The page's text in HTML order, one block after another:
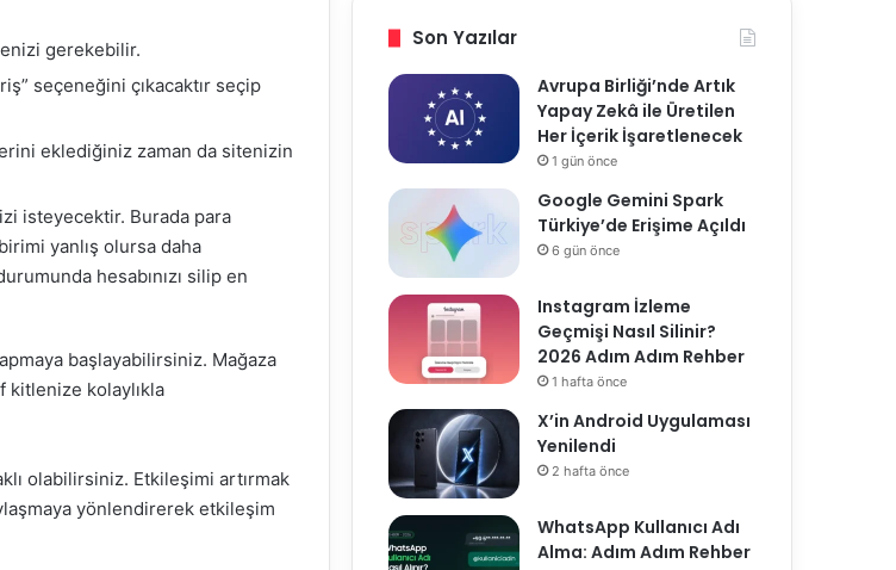
gerekebilir.
seçeneğini çıkacaktır seçip
eklediğiniz zaman da sitenizin
isteyecektir. Burada para
yanlış olursa daha
hesabınızı silip en
başlayabilirsiniz. Mağaza
kitlenize kolaylıkla
olabilirsiniz. Etkileşimi artırmak
yönlendirerek etkileşim
Son Yazılar
Avrupa Birliği’nde Artık
Yapay Zekâ ile Üretilen
Her İçerik İşaretlenecek
1 gün önce
Google Gemini Spark
Türkiye’de Erişime Açıldı
6 gün önce
Instagram İzleme
Geçmişi Nasıl Silinir?
2026 Adım Adım Rehber
1 hafta önce
X’in Android Uygulaması
Yenilendi
2 hafta önce
WhatsApp Kullanıcı Adı
Alma: Adım Adım Rehber